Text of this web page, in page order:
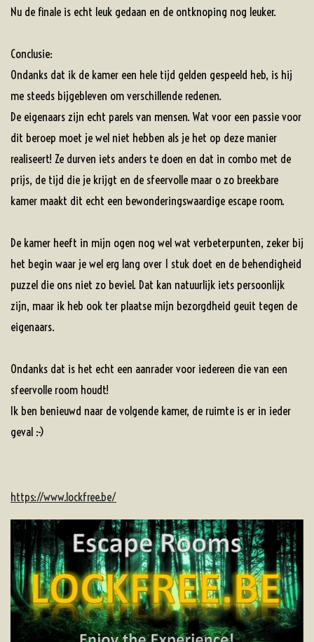
Nu de finale is echt leuk gedaan en de ontknoping nog leuker.
Conclusie:
Ondanks dat ik de kamer een hele tijd gelden gespeeld heb, is hij
me steeds bijgebleven om verschillende redenen.
De eigenaars zijn echt parels van mensen. Wat voor een passie voor
dit beroep moet je wel niet hebben als je het op deze manier
realiseert! Ze durven iets anders te doen en dat in combo met de
prijs, de tijd die je krijgt en de sfeervolle maar o zo breekbare
kamer maakt dit echt een bewonderingswaardige escape room.
De kamer heeft in mijn ogen nog wel wat verbeterpunten, zeker bij
het begin waar je wel erg lang over 1 stuk doet en de behendigheid
puzzel die ons niet zo beviel. Dat kan natuurlijk iets persoonlijk
zijn, maar ik heb ook ter plaatse mijn bezorgdheid geuit tegen de
eigenaars.
Ondanks dat is het echt een aanrader voor iedereen die van een
sfeervolle room houdt!
Ik ben benieuwd naar de volgende kamer, de ruimte is er in ieder
geval :-)
https://www.lockfree.be/